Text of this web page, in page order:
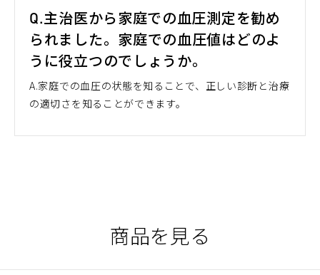
Q.主治医から家庭での血圧測定を勧め
られました。家庭での血圧値はどのよ
うに役立つのでしょうか。
A.家庭での血圧の状態を知ることで、正しい診断と治療
の適切さを知ることができます。
商品を見る